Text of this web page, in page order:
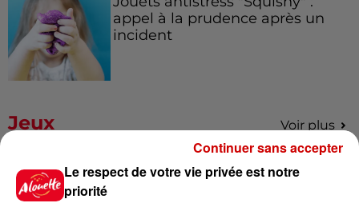
appel à la prudence après un
incident
Jeux Voir plus
Gagnez vos places pour
l'événement Ride the Show à
Le respect de votre vie privée est notre
priorité
Continuer sans accepter